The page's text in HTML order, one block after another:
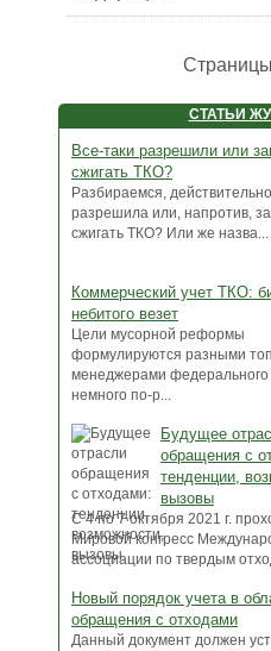
СТАТЬИ
Все-таки разрешили или
сжигать ТКО?
Разбираемся,
разрешила или, напротив,
сжигать ТКО? Или же назва...
Коммерческий учет ТКО:
небитого везет
Цели мусорной реформы
формулируются разными
менеджерами федерального
немного по-р...
Будущее
обращения с
тенденции,
вызовы
C 4 по 7 октября 2021 г.
Мировой конгресс
ассоциации по твердым
Новый порядок учета в
обращения с отходами
Данный документ должен